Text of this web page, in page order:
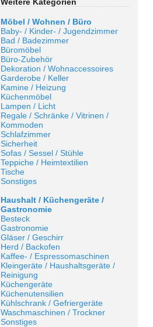
Möbel / Wohnen / Büro
Baby- / Kinder- / Jugendzimmer
Bad / Badezimmer
Büromöbel
Büro-Zubehör
Dekoration / Wohnaccessoires
Garderobe / Keller
Kamine / Heizung
Küchenmöbel
Lampen / Licht
Regale / Schränke / Vitrinen /
Kommoden
Schlafzimmer
Sicherheit
Sofas / Sessel / Stühle
Teppiche / Heimtextilien
Tische
Sonstiges
Haushalt / Küchengeräte /
Gastronomie
Besteck
Gastronomie
Gläser / Geschirr
Herd / Backofen
Kaffee- / Espressomaschinen
Kleingeräte / Haushaltsgeräte /
Reinigung
Küchengeräte
Küchenutensilien
Kühlschrank / Gefriergeräte
Waschmaschinen / Trockner
Sonstiges